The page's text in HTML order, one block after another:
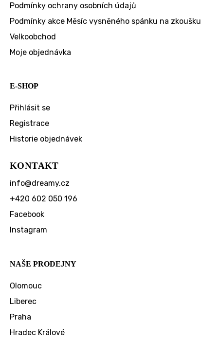
Podmínky ochrany osobních údajů
Podmínky akce Měsíc vysněného spánku na zkoušku
Velkoobchod
Moje objednávka
E-SHOP
Přihlásit se
Registrace
Historie objednávek
KONTAKT
info@dreamy.cz
+420 602 050 196
Facebook
Instagram
NAŠE PRODEJNY
Olomouc
Liberec
Praha
Hradec Králové